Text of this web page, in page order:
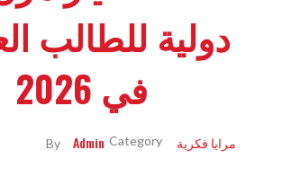
دولية للطالب
في 2026
By Admin مرايا فكرية